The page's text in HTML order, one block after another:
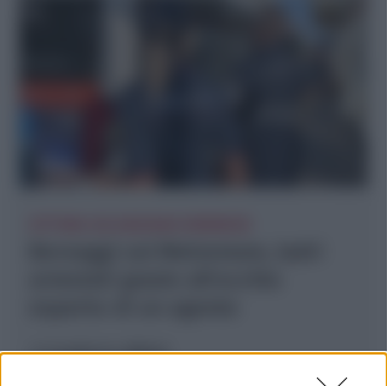
diLamberto Abbati